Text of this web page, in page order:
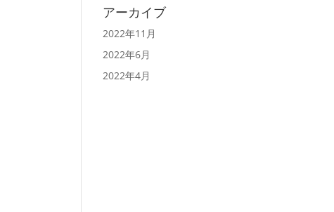
アーカイブ
2022年11月
2022年6月
2022年4月